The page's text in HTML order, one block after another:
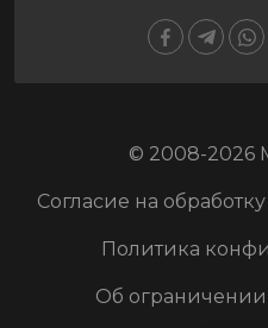
© 2008-2026
Согласие на
Политика
Об ограничении